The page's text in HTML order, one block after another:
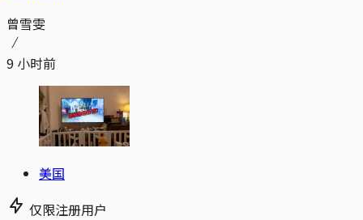
曾雪雯
9 小时前
美国
仅限注册用户